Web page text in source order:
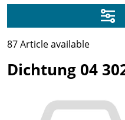
87 Article available
Dichtung 04